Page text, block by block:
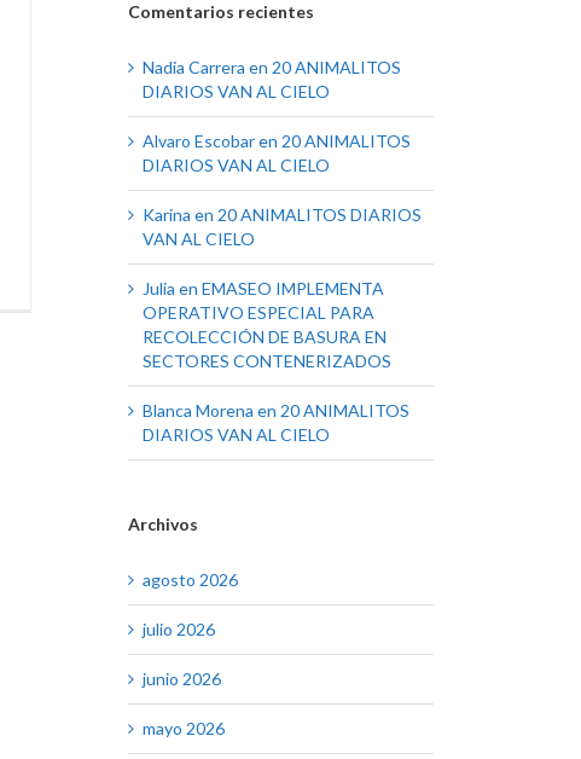
Comentarios recientes
Nadia Carrera en 20 ANIMALITOS
DIARIOS VAN AL CIELO
Alvaro Escobaren 20 ANIMALITOS
DIARIOS VAN AL CIELO
Karina en 20 ANIMALITOS DIARIOS
VAN AL CIELO
Julia en EMASEO IMPLEMENTA
OPERATIVO ESPECIAL PARA
RECOLECCIÓN DE BASURA EN
SECTORES CONTENERIZADOS
Blanca Morena en 20 ANIMALITOS
DIARIOS VAN AL CIELO
Archivos
agosto 2026
julio 2026
junio 2026
mayo 2026